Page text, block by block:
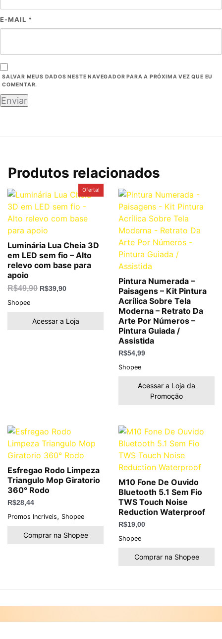
E-MAIL *
SALVAR MEUS DADOS NESTE NAVEGADOR PARA A PRÓXIMA VEZ QUE EU
COMENTAR.
Produtos relacionados
Oferta!
Luminária Lua Cheia 3D
em LED sem fio – Alto
relevo com base para
apoio
R$49,90
preço
original
era:
R$49,90.
R$39,90
preço
atual
é:
R$39,90.
Shopee
Acessar a Loja
Pintura Numerada –
Paisagens – Kit Pintura
Acrílica Sobre Tela
Moderna – Retrato Da
Arte Por Números –
Pintura Guiada /
Assistida
R$54,99
Shopee
Acessar a Loja da
Promoção
Esfregao Rodo Limpeza
Triangulo Mop Giratorio
360° Rodo
R$28,44
Promos Incríveis, Shopee
Comprar na Shopee
M10 Fone De Ouvido
Bluetooth 5.1 Sem Fio
TWS Touch Noise
Reduction Waterproof
R$19,00
Shopee
Comprar na Shopee